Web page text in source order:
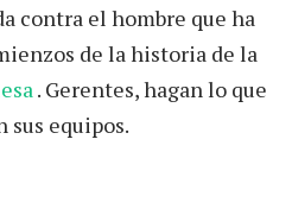
contra el hombre que ha
de la historia de la
. Gerentes, hagan lo que
sus equipos.